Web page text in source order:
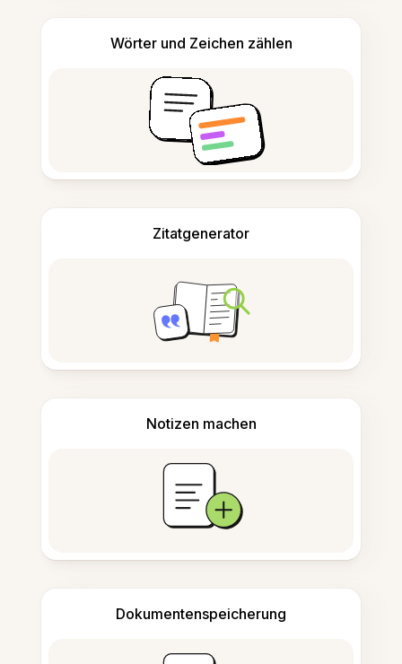
Wörter und Zeichen zählen
Zitatgenerator
Notizen machen
Dokumentenspeicherung